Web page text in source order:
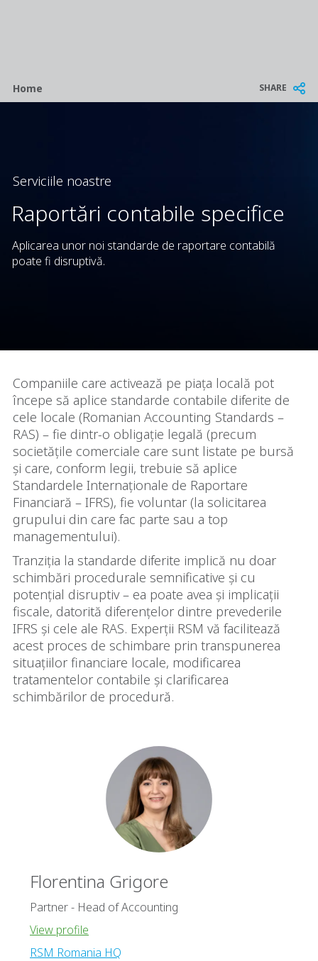
Breadcrumb
Home SHARE
Serviciile noastre
Raportări contabile specifice
Aplicarea unor noi standarde de raportare contabilă
poate fi disruptivă.
Companiile care activează pe piața locală pot
începe să aplice standarde contabile diferite de
cele locale (Romanian Accounting Standards –
RAS) – fie dintr-o obligație legală (precum
societățile comerciale care sunt listate pe bursă
și care, conform legii, trebuie să aplice
Standardele Internaționale de Raportare
Financiară – IFRS), fie voluntar (la solicitarea
grupului din care fac parte sau a top
managementului).
Tranziția la standarde diferite implică nu doar
schimbări procedurale semnificative și cu
potențial disruptiv – ea poate avea și implicații
fiscale, datorită diferențelor dintre prevederile
IFRS și cele ale RAS. Experții RSM vă facilitează
acest proces de schimbare prin transpunerea
situațiilor financiare locale, modificarea
tratamentelor contabile și clarificarea
schimbărilor de procedură.
Florentina Grigore
Partner - Head of Accounting
View profile
RSM Romania HQ